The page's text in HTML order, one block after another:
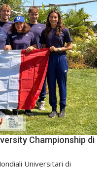
Championship di
Universitari di